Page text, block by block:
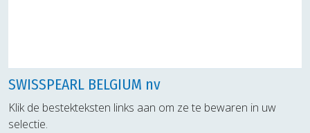
SWISSPEARL BELGIUM nv
Klik de bestekteksten links aan om ze te bewaren in uw
selectie.